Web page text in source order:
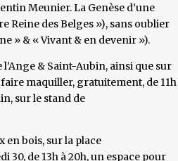
Meunier. La Genèse d’une
Reine des Belges »), sans oublier
» & « Vivant & en devenir »).
& Saint-Aubin, ainsi que sur
maquiller, gratuitement, de 11h
sur le stand de
en bois, sur la place
30, de 13h à 20h, un espace pour